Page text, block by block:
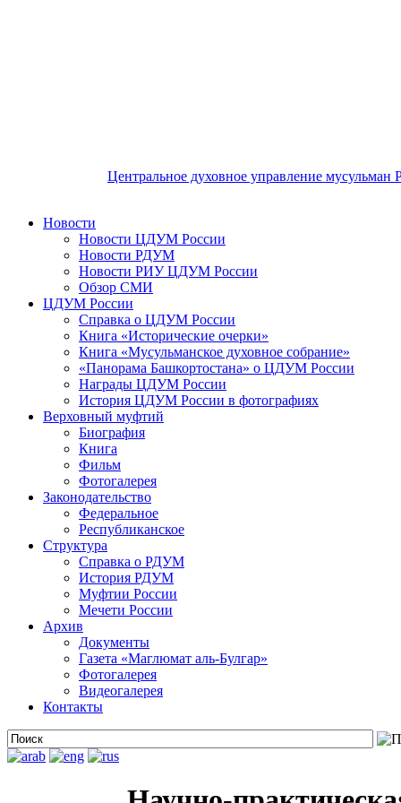
Центральное духовное управление мусульман
Новости
Новости ЦДУМ России
Новости РДУМ
Новости РИУ ЦДУМ России
Обзор СМИ
ЦДУМ России
Справка о ЦДУМ России
Книга «Исторические очерки»
Книга «Мусульманское духовное собрание»
«Панорама Башкортостана» о ЦДУМ России
Награды ЦДУМ России
История ЦДУМ России в фотографиях
Верховный муфтий
Биография
Книга
Фильм
Фотогалерея
Законодательство
Федеральное
Республиканское
Структура
Справка о РДУМ
История РДУМ
Муфтии России
Мечети России
Архив
Документы
Газета «Маглюмат аль-Булгар»
Фотогалерея
Видеогалерея
Контакты